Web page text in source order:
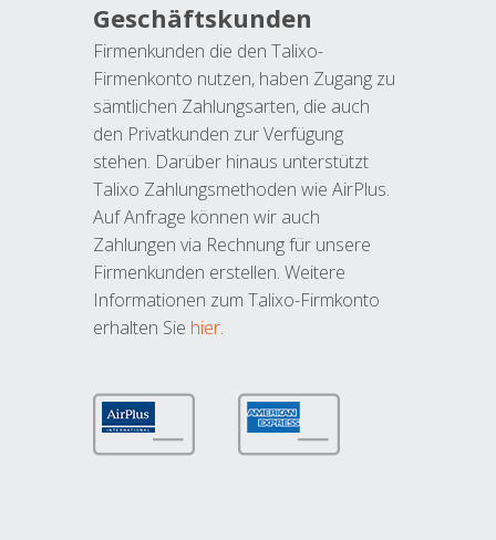
Geschäftskunden
Firmenkunden die den Talixo-
Firmenkonto nutzen, haben Zugang zu
sämtlichen Zahlungsarten, die auch
den Privatkunden zur Verfügung
stehen. Darüber hinaus unterstützt
Talixo Zahlungsmethoden wie AirPlus.
Auf Anfrage können wir auch
Zahlungen via Rechnung für unsere
Firmenkunden erstellen. Weitere
Informationen zum Talixo-Firmkonto
erhalten Sie hier.